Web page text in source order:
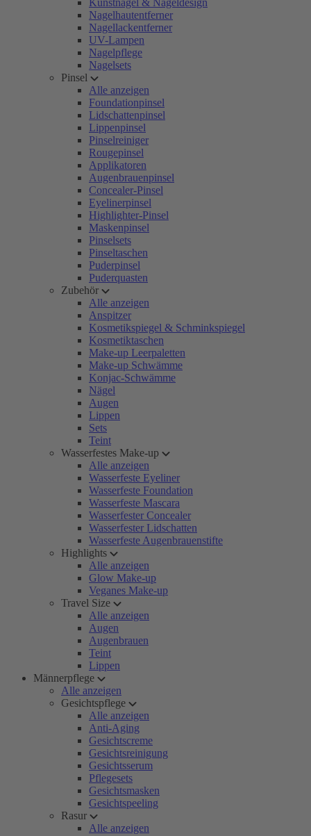
Kunstnägel & Nageldesign
Nagelhautentferner
Nagellackentferner
UV-Lampen
Nagelpflege
Nagelsets
Pinsel
Alle anzeigen
Foundationpinsel
Lidschattenpinsel
Lippenpinsel
Pinselreiniger
Rougepinsel
Applikatoren
Augenbrauenpinsel
Concealer-Pinsel
Eyelinerpinsel
Highlighter-Pinsel
Maskenpinsel
Pinselsets
Pinseltaschen
Puderpinsel
Puderquasten
Zubehör
Alle anzeigen
Anspitzer
Kosmetikspiegel & Schminkspiegel
Kosmetiktaschen
Make-up Leerpaletten
Make-up Schwämme
Konjac-Schwämme
Nägel
Augen
Lippen
Sets
Teint
Wasserfestes Make-up
Alle anzeigen
Wasserfeste Eyeliner
Wasserfeste Foundation
Wasserfeste Mascara
Wasserfester Concealer
Wasserfester Lidschatten
Wasserfeste Augenbrauenstifte
Highlights
Alle anzeigen
Glow Make-up
Veganes Make-up
Travel Size
Alle anzeigen
Augen
Augenbrauen
Teint
Lippen
Männerpflege
Alle anzeigen
Gesichtspflege
Alle anzeigen
Anti-Aging
Gesichtscreme
Gesichtsreinigung
Gesichtsserum
Pflegesets
Gesichtsmasken
Gesichtspeeling
Rasur
Alle anzeigen